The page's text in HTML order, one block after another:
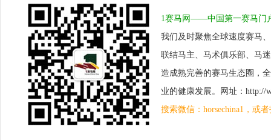
1赛马网——中国第一赛马门
我们及时聚焦全球速度赛马
联结马主、马术俱乐部、马
造成熟完善的赛马生态圈，
业的健康发展。网址：http://
搜索微信：horsechina1，或